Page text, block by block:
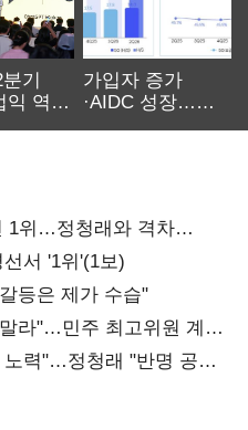
기
익 역대
가입자 증가
·AIDC 성장…
1위…정청래와 격차
서 '1위'(1보)
등은 제가 수습"
라"…민주 최고위원 계파
노력"…정청래 "반명 공세